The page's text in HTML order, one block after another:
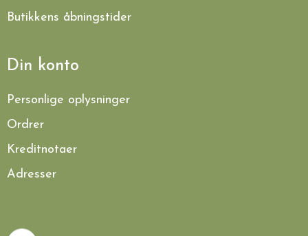
Butikkens åbningstider
Din konto
Personlige oplysninger
Ordrer
Kreditnotaer
Adresser